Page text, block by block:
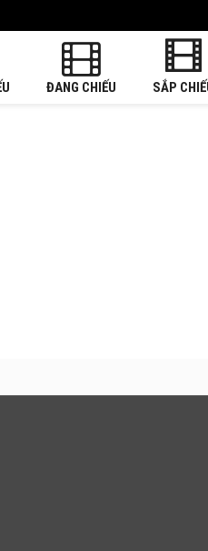
ĐANG CHIẾU SẮP